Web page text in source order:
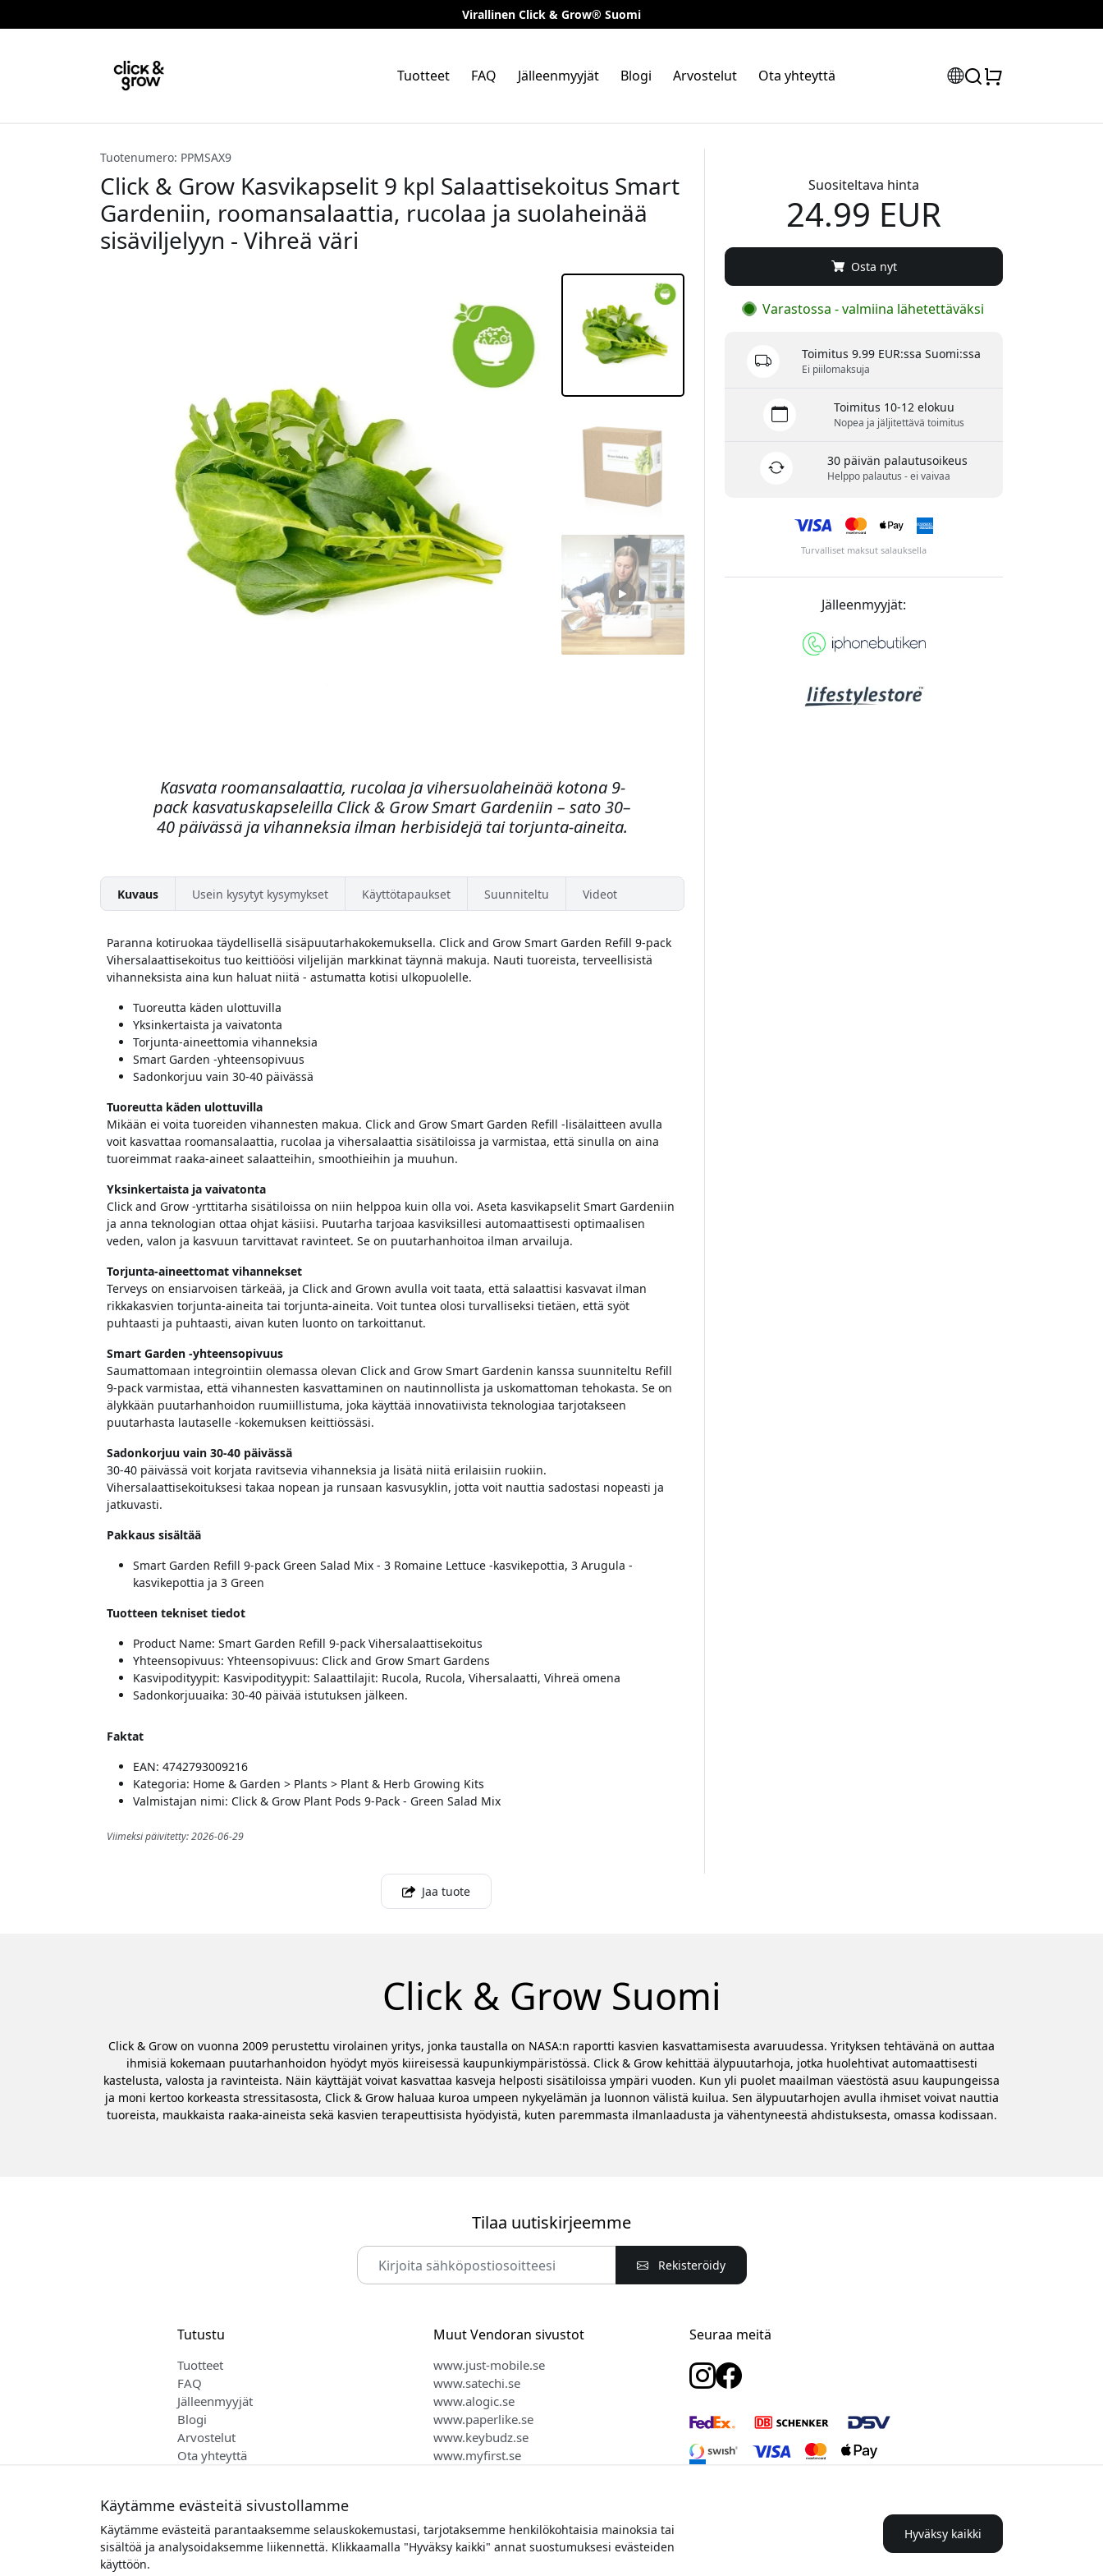
Virallinen Click & Grow® Suomi
Tuotteet FAQ Jälleenmyyjät Blogi Arvostelut Ota yhteyttä
Tuotenumero: PPMSAX9
Click & Grow Kasvikapselit 9 kpl Salaattisekoitus Smart
Gardeniin, roomansalaattia, rucolaa ja suolaheinää
sisäviljelyyn - Vihreä väri
Kasvata roomansalaattia, rucolaa ja vihersuolaheinää kotona 9-
pack kasvatuskapseleilla Click & Grow Smart Gardeniin – sato 30–
40 päivässä ja vihanneksia ilman herbisidejä tai torjunta-aineita.
Kuvaus Usein kysytyt kysymykset Käyttötapaukset Suunniteltu Videot
Paranna kotiruokaa täydellisellä sisäpuutarhakokemuksella. Click and Grow Smart Garden Refill 9-pack
Vihersalaattisekoitus tuo keittiöösi viljelijän markkinat täynnä makuja. Nauti tuoreista, terveellisistä
vihanneksista aina kun haluat niitä - astumatta kotisi ulkopuolelle.
Tuoreutta käden ulottuvilla
Yksinkertaista ja vaivatonta
Torjunta-aineettomia vihanneksia
Smart Garden -yhteensopivuus
Sadonkorjuu vain 30-40 päivässä
Tuoreutta käden ulottuvilla
Mikään ei voita tuoreiden vihannesten makua. Click and Grow Smart Garden Refill -lisälaitteen avulla
voit kasvattaa roomansalaattia, rucolaa ja vihersalaattia sisätiloissa ja varmistaa, että sinulla on aina
tuoreimmat raaka-aineet salaatteihin, smoothieihin ja muuhun.
Yksinkertaista ja vaivatonta
Click and Grow -yrttitarha sisätiloissa on niin helppoa kuin olla voi. Aseta kasvikapselit Smart Gardeniin
ja anna teknologian ottaa ohjat käsiisi. Puutarha tarjoaa kasviksillesi automaattisesti optimaalisen
veden, valon ja kasvuun tarvittavat ravinteet. Se on puutarhanhoitoa ilman arvailuja.
Torjunta-aineettomat vihannekset
Terveys on ensiarvoisen tärkeää, ja Click and Grown avulla voit taata, että salaattisi kasvavat ilman
rikkakasvien torjunta-aineita tai torjunta-aineita. Voit tuntea olosi turvalliseksi tietäen, että syöt
puhtaasti ja puhtaasti, aivan kuten luonto on tarkoittanut.
Smart Garden -yhteensopivuus
Saumattomaan integrointiin olemassa olevan Click and Grow Smart Gardenin kanssa suunniteltu Refill
9-pack varmistaa, että vihannesten kasvattaminen on nautinnollista ja uskomattoman tehokasta. Se on
älykkään puutarhanhoidon ruumiillistuma, joka käyttää innovatiivista teknologiaa tarjotakseen
puutarhasta lautaselle -kokemuksen keittiössäsi.
Sadonkorjuu vain 30-40 päivässä
30-40 päivässä voit korjata ravitsevia vihanneksia ja lisätä niitä erilaisiin ruokiin.
Vihersalaattisekoituksesi takaa nopean ja runsaan kasvusyklin, jotta voit nauttia sadostasi nopeasti ja
jatkuvasti.
Pakkaus sisältää
Smart Garden Refill 9-pack Green Salad Mix - 3 Romaine Lettuce -kasvikepottia, 3 Arugula -
kasvikepottia ja 3 Green
Tuotteen tekniset tiedot
Product Name: Smart Garden Refill 9-pack Vihersalaattisekoitus
Yhteensopivuus: Yhteensopivuus: Click and Grow Smart Gardens
Kasvipodityypit: Kasvipodityypit: Salaattilajit: Rucola, Rucola, Vihersalaatti, Vihreä omena
Sadonkorjuuaika: 30-40 päivää istutuksen jälkeen.
Faktat
EAN: 4742793009216
Kategoria: Home & Garden > Plants > Plant & Herb Growing Kits
Valmistajan nimi: Click & Grow Plant Pods 9-Pack - Green Salad Mix
Viimeksi päivitetty: 2026-06-29
Suositeltava hinta
24.99 EUR
Osta nyt
Varastossa - valmiina lähetettäväksi
Toimitus 9.99 EUR:ssa Suomi:ssa
Ei piilomaksuja
Toimitus 10-12 elokuu
Nopea ja jäljitettävä toimitus
30 päivän palautusoikeus
Helppo palautus - ei vaivaa
Turvalliset maksut salauksella
Jälleenmyyjät:
Jaa tuote
Click & Grow Suomi
Click & Grow on vuonna 2009 perustettu virolainen yritys, jonka taustalla on NASA:n raportti kasvien kasvattamisesta avaruudessa. Yrityksen tehtävänä on auttaa
ihmisiä kokemaan puutarhanhoidon hyödyt myös kiireisessä kaupunkiympäristössä. Click & Grow kehittää älypuutarhoja, jotka huolehtivat automaattisesti
kastelusta, valosta ja ravinteista. Näin käyttäjät voivat kasvattaa kasveja helposti sisätiloissa ympäri vuoden. Kun yli puolet maailman väestöstä asuu kaupungeissa
ja moni kertoo korkeasta stressitasosta, Click & Grow haluaa kuroa umpeen nykyelämän ja luonnon välistä kuilua. Sen älypuutarhojen avulla ihmiset voivat nauttia
tuoreista, maukkaista raaka-aineista sekä kasvien terapeuttisista hyödyistä, kuten paremmasta ilmanlaadusta ja vähentyneestä ahdistuksesta, omassa kodissaan.
Tilaa uutiskirjeemme
Rekisteröidy
Tutustu
Tuotteet
FAQ
Jälleenmyyjät
Blogi
Arvostelut
Ota yhteyttä
Muut Vendoran sivustot
www.just-mobile.se
www.satechi.se
www.alogic.se
www.paperlike.se
www.keybudz.se
www.myfirst.se
Seuraa meitä
Käytämme evästeitä sivustollamme
Käytämme evästeitä parantaaksemme selauskokemustasi, tarjotaksemme henkilökohtaisia mainoksia tai
sisältöä ja analysoidaksemme liikennettä. Klikkaamalla "Hyväksy kaikki" annat suostumuksesi evästeiden
käyttöön.
Hyväksy kaikki